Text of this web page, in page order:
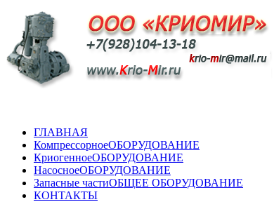
ГЛАВНАЯ
КомпрессорноеОБОРУДОВАНИЕ
КриогенноеОБОРУДОВАНИЕ
НасосноеОБОРУДОВАНИЕ
Запасные частиОБЩЕЕ ОБОРУДОВАНИЕ
КОНТАКТЫ